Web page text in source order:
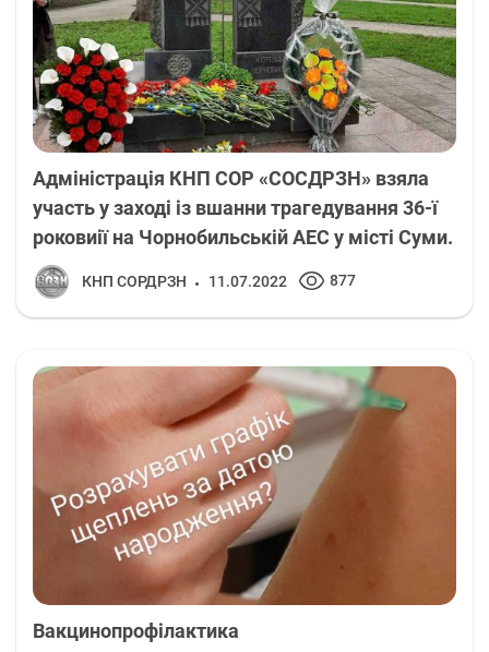
Адміністрація КНП СОР «СОСДРЗН» взяла
участь у заході із вшанни трагедування 36-ї
роковиії на Чорнобильській АЕС у місті Суми.
КНП СОРДРЗН 11.07.2022 877
Вакцинопрофілактика